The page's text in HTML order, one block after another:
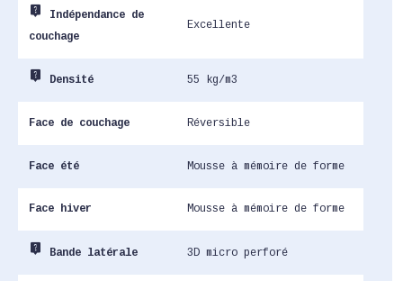
live_help
Indépendance de
couchage
Excellente
live_help Densité 55 kg/m3
Face de couchage Réversible
Face été Mousse à mémoire de forme
Face hiver Mousse à mémoire de forme
live_help Bande latérale 3D micro perforé